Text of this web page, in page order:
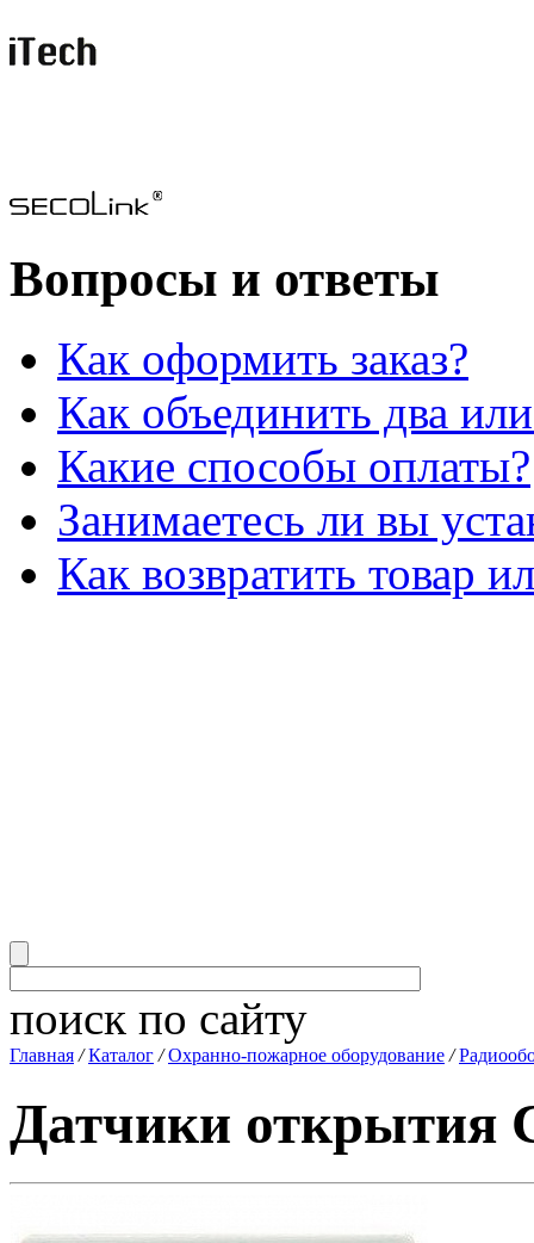
Вопросы и ответы
Как оформить заказ?
Как объединить два
Какие способы оплаты?
Занимаетесь ли вы
Как возвратить товар
поиск по сайту
Главная /Каталог /Охранно-пожарное оборудование /
Датчики открытия